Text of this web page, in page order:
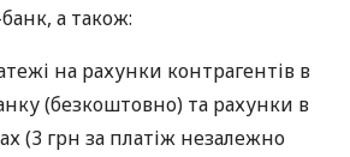
а також:
на рахунки контрагентів в
(безкоштовно) та рахунки в
(3 грн за платіж незалежно